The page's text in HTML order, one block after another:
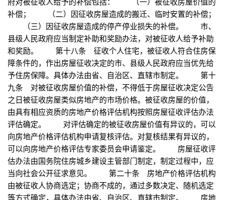
补偿； （二）因征收房屋造成的搬迁、临时安置的补偿；
（三）因征收房屋造成的停产停业损失的补偿。 市、
县级人民政府应当制定补助和奖励办法，对被征收人给予补助
和奖励。 第十八条 征收个人住宅，被征收人符合住房保
障条件的，作出房屋征收决定的市、县级人民政府应当优先给
予住房保障。具体办法由省、自治区、直辖市制定。 第十
九条 对被征收房屋价值的补偿，不得低于房屋征收决定公告
之日被征收房屋类似房地产的市场价格。被征收房屋的价值，
由具有相应资质的房地产价格评估机构按照房屋征收评估办法
评估确定。 对评估确定的被征收房屋价值有异议的，可以
向房地产价格评估机构申请复核评估。对复核结果有异议的，
可以向房地产价格评估专家委员会申请鉴定。 房屋征收评
估办法由国务院住房城乡建设主管部门制定，制定过程中，应
当向社会公开征求意见。 第二十条 房地产价格评估机构
由被征收人协商选定；协商不成的，通过多数决定、随机选定
等方式确定，具体办法由省、自治区、直辖市制定。 房地